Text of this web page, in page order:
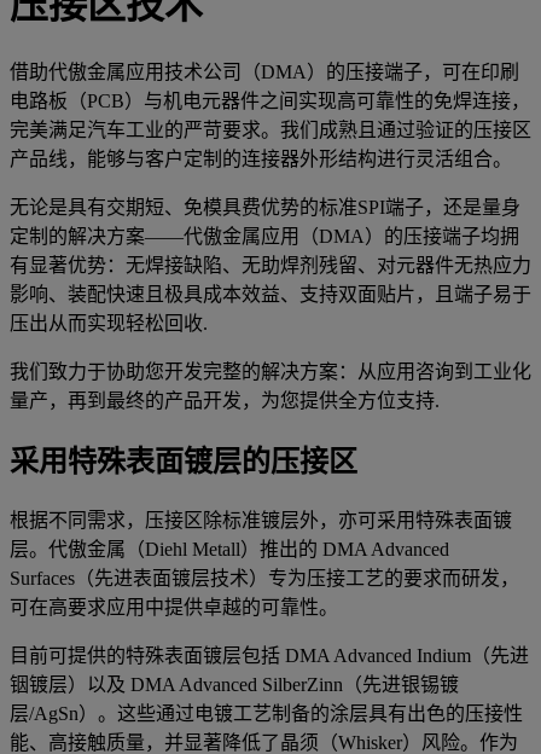
借助代傲金属应用技术公司（DMA）的压接端子，可在印刷
电路板（PCB）与机电元器件之间实现高可靠性的免焊连接，
完美满足汽车工业的严苛要求。我们成熟且通过验证的压接区
产品线，能够与客户定制的连接器外形结构进行灵活组合。
无论是具有交期短、免模具费优势的标准SPI端子，还是量身
定制的解决方案——代傲金属应用（DMA）的压接端子均拥
有显著优势：无焊接缺陷、无助焊剂残留、对元器件无热应力
影响、装配快速且极具成本效益、支持双面贴片，且端子易于
压出从而实现轻松回收.
我们致力于协助您开发完整的解决方案：从应用咨询到工业化
量产，再到最终的产品开发，为您提供全方位支持.
采用特殊表面镀层的压接区
根据不同需求，压接区除标准镀层外，亦可采用特殊表面镀
层。代傲金属（Diehl Metall）推出的 DMA Advanced
Surfaces（先进表面镀层技术）专为压接工艺的要求而研发，
可在高要求应用中提供卓越的可靠性。
目前可提供的特殊表面镀层包括 DMA Advanced Indium（先进
铟镀层）以及 DMA Advanced SilberZinn（先进银锡镀
层/AgSn）。这些通过电镀工艺制备的涂层具有出色的压接性
能、高接触质量，并显著降低了晶须（Whisker）风险。作为